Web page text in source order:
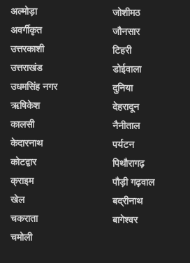
अल्मोड़ा
अवर्गीकृत
उत्तरकाशी
उत्तराखंड
उधमसिंह नगर
ऋषिकेश
कालसी
केदारनाथ
कोटद्वार
क्राइम
खेल
चकराता
चमोली
जोशीमठ
जौनसार
टिहरी
डोईवाला
दुनिया
देहरादून
नैनीताल
पर्यटन
पिथौरागढ़
पौड़ी गढ़वाल
बद्रीनाथ
बागेश्वर